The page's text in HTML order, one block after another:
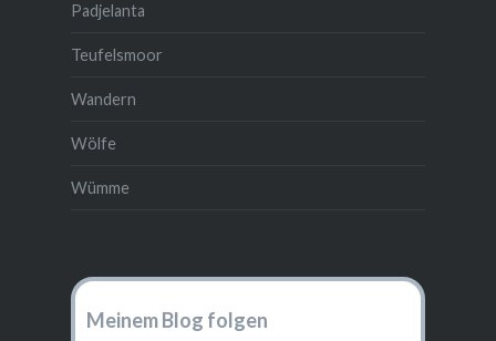
Padjelanta
Teufelsmoor
Wandern
Wölfe
Wümme
Meinem Blog folgen